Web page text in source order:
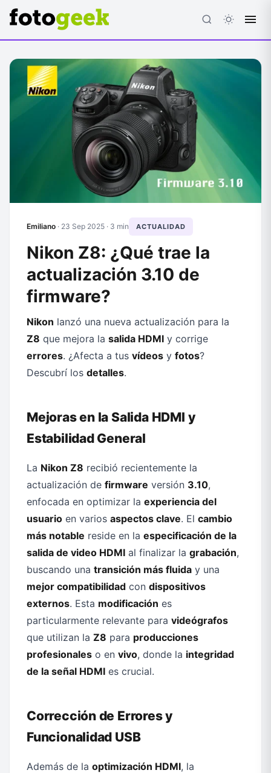
Emiliano · 23 Sep 2025 · 3 min ACTUALIDAD
Nikon Z8: ¿Qué trae la
actualización 3.10 de
firmware?
Nikon lanzó una nueva actualización para la
Z8 que mejora la salida HDMI y corrige
errores. ¿Afecta a tus vídeos y fotos?
Descubrí los detalles.
Mejoras en la Salida HDMI y
Estabilidad General
La Nikon Z8 recibió recientemente la
actualización de firmware versión 3.10,
enfocada en optimizar la experiencia del
usuario en varios aspectos clave. El cambio
más notable reside en la especificación de la
salida de video HDMI al finalizar la grabación,
buscando una transición más fluida y una
mejor compatibilidad con dispositivos
externos. Esta modificación es
particularmente relevante para videógrafos
que utilizan la Z8 para producciones
profesionales o en vivo, donde la integridad
de la señal HDMI es crucial.
Corrección de Errores y
Funcionalidad USB
Además de la optimización HDMI, la